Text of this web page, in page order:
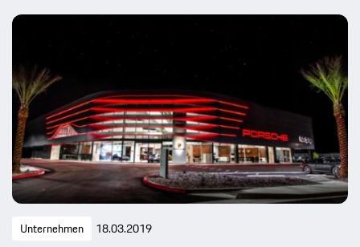
Unternehmen 18.03.2019